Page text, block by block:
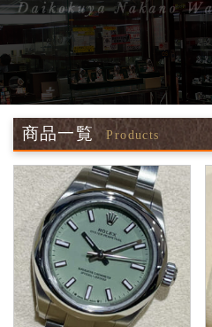
商品一覧 Products